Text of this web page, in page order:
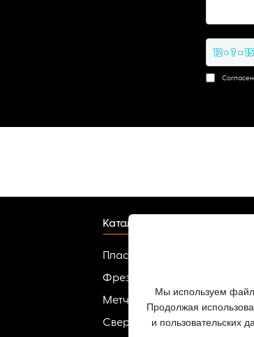
12 + ? = 15
Каталог
Пластины твердосплавные
Фрезы
Метчики
Сверла
Мы используем
Продолжая
и пользовательских